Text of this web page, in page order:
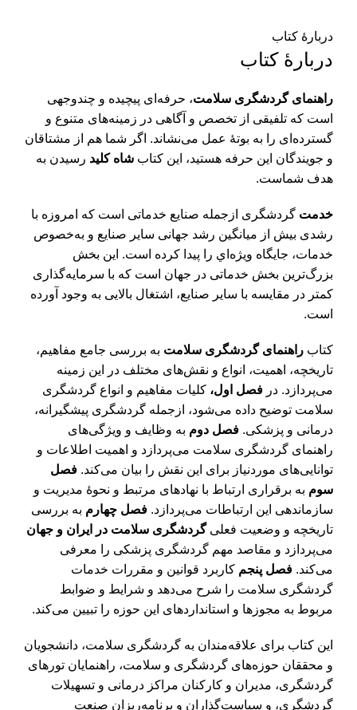
دربارهٔ کتاب
دربارهٔ کتاب
راهنمای گردشگری سلامت، حرفه‌ای پیچیده و چندوجهی
است که تلفیقی از تخصص و آگاهی در زمینه‌های متنوع و
گسترده‌ای را به بوتۀ عمل می‌نشاند. اگر شما هم از مشتاقان
و جویندگان این حرفه هستید، این کتاب شاه کلید رسیدن به
هدف شماست.
خدمت گردشگری ازجمله صنايع خدماتی است كه امروزه با
رشدی بيش از ميانگين رشد جهانی ساير صنايع و به‌خصوص
خدمات، جايگاه ويژه‌اي را پيدا كرده است. اين بخش
بزرگ‌ترين بخش خدماتی در جهان است كه با سرمايه‌گذاری
كمتر در مقايسه با ساير صنايع، اشتغال بالايی به وجود آورده
است.
کتاب راهنمای گردشگری سلامت به بررسی جامع مفاهیم،
تاریخچه، اهمیت، انواع و نقش‌های مختلف در این زمینه
می‌پردازد. در فصل اول، کلیات مفاهیم و انواع گردشگری
سلامت توضیح داده می‌شود، ازجمله گردشگری پیشگیرانه،
درمانی و پزشکی. فصل دوم به وظایف و ویژگی‌های
راهنمای گردشگری سلامت می‌پردازد و اهمیت اطلاعات و
توانایی‌های موردنیاز برای این نقش را بیان می‌کند. فصل
سوم به برقراری ارتباط با نهادهای مرتبط و نحوۀ مدیریت و
سازماندهی این ارتباطات می‌پردازد. فصل چهارم به بررسی
تاریخچه و وضعیت فعلیگردشگری سلامت در ایران و جهان
می‌پردازد و مقاصد مهم گردشگری پزشکی را معرفی
می‌کند. فصل پنجم کاربرد قوانین و مقررات خدمات
گردشگری سلامت را شرح می‌دهد و شرایط و ضوابط
مربوط به مجوزها و استانداردهای این حوزه را تبیین می‌کند.
این کتاب برای علاقه‌مندان به گردشگری سلامت، دانشجویان
و محققان حوزه‌های گردشگری و سلامت، راهنمایان تورهای
گردشگری، مدیران و کارکنان مراکز درمانی و تسهیلات
گردشگری، و سیاست‌گذاران و برنامه‌ریزان صنعت